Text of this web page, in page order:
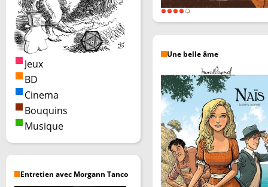
Jeux
BD
Cinema
Bouquins
Musique
Entretien avec Morgann Tanco
Une belle âme